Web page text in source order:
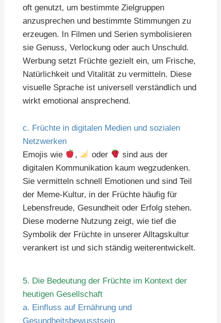
oft genutzt, um bestimmte Zielgruppen
anzusprechen und bestimmte Stimmungen zu
erzeugen. In Filmen und Serien symbolisieren
sie Genuss, Verlockung oder auch Unschuld.
Werbung setzt Früchte gezielt ein, um Frische,
Natürlichkeit und Vitalität zu vermitteln. Diese
visuelle Sprache ist universell verständlich und
wirkt emotional ansprechend.
c. Früchte in digitalen Medien und sozialen
Netzwerken
Emojis wie
, oder
sind aus der
digitalen Kommunikation kaum wegzudenken.
Sie vermitteln schnell Emotionen und sind Teil
der Meme-Kultur, in der Früchte häufig für
Lebensfreude, Gesundheit oder Erfolg stehen.
Diese moderne Nutzung zeigt, wie tief die
Symbolik der Früchte in unserer Alltagskultur
verankert ist und sich ständig weiterentwickelt.
5. Die Bedeutung der Früchte im Kontext der
heutigen Gesellschaft
a. Einfluss auf Ernährung und
Gesundheitsbewusstsein